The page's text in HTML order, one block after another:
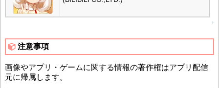
↑
注意事項
画像やアプリ・ゲームに関する情報の著作権はアプリ配信
元に帰属します。